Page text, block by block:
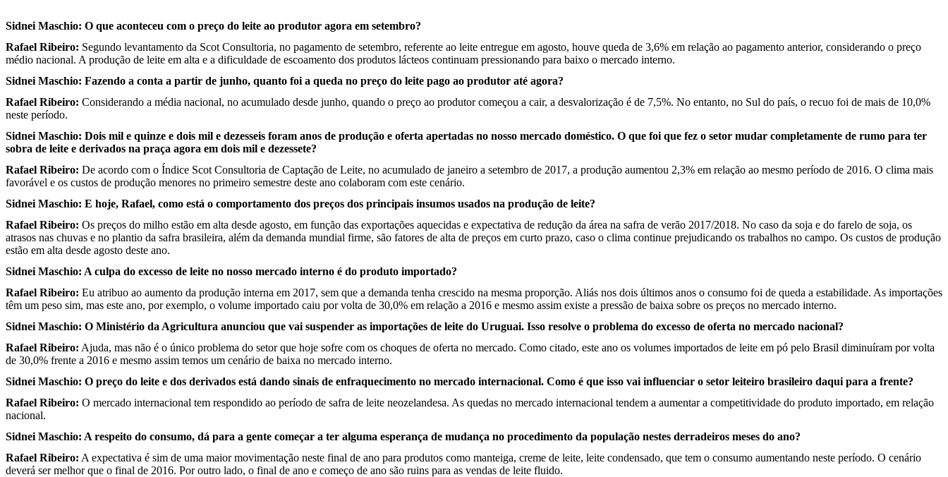
Sidnei Maschio: O que aconteceu com o preço do leite ao produtor agora em setembro?
Rafael Ribeiro: Segundo levantamento da Scot Consultoria, no pagamento de setembro, referente ao leite entregue em agosto, houve queda de 3,6% em relação ao pagamento anterior, considerando o preço
médio nacional. A produção de leite em alta e a dificuldade de escoamento dos produtos lácteos continuam pressionando para baixo o mercado interno.
Sidnei Maschio: Fazendo a conta a partir de junho, quanto foi a queda no preço do leite pago ao produtor até agora?
Rafael Ribeiro: Considerando a média nacional, no acumulado desde junho, quando o preço ao produtor começou a cair, a desvalorização é de 7,5%. No entanto, no Sul do país, o recuo foi de mais de 10,0%
neste período.
Sidnei Maschio: Dois mil e quinze e dois mil e dezesseis foram anos de produção e oferta apertadas no nosso mercado doméstico. O que foi que fez o setor mudar completamente de rumo para ter
sobra de leite e derivados na praça agora em dois mil e dezessete?
Rafael Ribeiro: De acordo com o Índice Scot Consultoria de Captação de Leite, no acumulado de janeiro a setembro de 2017, a produção aumentou 2,3% em relação ao mesmo período de 2016. O clima mais
favorável e os custos de produção menores no primeiro semestre deste ano colaboram com este cenário.
Sidnei Maschio: E hoje, Rafael, como está o comportamento dos preços dos principais insumos usados na produção de leite?
Rafael Ribeiro: Os preços do milho estão em alta desde agosto, em função das exportações aquecidas e expectativa de redução da área na safra de verão 2017/2018. No caso da soja e do farelo de soja, os
atrasos nas chuvas e no plantio da safra brasileira, além da demanda mundial firme, são fatores de alta de preços em curto prazo, caso o clima continue prejudicando os trabalhos no campo. Os custos de produção
estão em alta desde agosto deste ano.
Sidnei Maschio: A culpa do excesso de leite no nosso mercado interno é do produto importado?
Rafael Ribeiro: Eu atribuo ao aumento da produção interna em 2017, sem que a demanda tenha crescido na mesma proporção. Aliás nos dois últimos anos o consumo foi de queda a estabilidade. As importações
têm um peso sim, mas este ano, por exemplo, o volume importado caiu por volta de 30,0% em relação a 2016 e mesmo assim existe a pressão de baixa sobre os preços no mercado interno.
Sidnei Maschio: O Ministério da Agricultura anunciou que vai suspender as importações de leite do Uruguai. Isso resolve o problema do excesso de oferta no mercado nacional?
Rafael Ribeiro: Ajuda, mas não é o único problema do setor que hoje sofre com os choques de oferta no mercado. Como citado, este ano os volumes importados de leite em pó pelo Brasil diminuíram por volta
de 30,0% frente a 2016 e mesmo assim temos um cenário de baixa no mercado interno.
Sidnei Maschio: O preço do leite e dos derivados está dando sinais de enfraquecimento no mercado internacional. Como é que isso vai influenciar o setor leiteiro brasileiro daqui para a frente?
Rafael Ribeiro: O mercado internacional tem respondido ao período de safra de leite neozelandesa. As quedas no mercado internacional tendem a aumentar a competitividade do produto importado, em relação
nacional.
Sidnei Maschio: A respeito do consumo, dá para a gente começar a ter alguma esperança de mudança no procedimento da população nestes derradeiros meses do ano?
Rafael Ribeiro: A expectativa é sim de uma maior movimentação neste final de ano para produtos como manteiga, creme de leite, leite condensado, que tem o consumo aumentando neste período. O cenário
deverá ser melhor que o final de 2016. Por outro lado, o final de ano e começo de ano são ruins para as vendas de leite fluido.